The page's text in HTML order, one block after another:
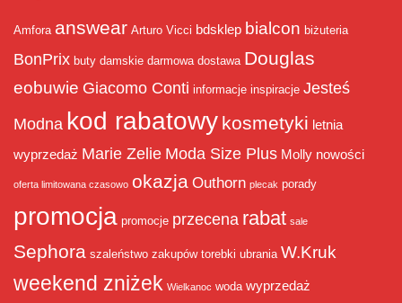
Amfora answear Arturo Vicci bdsklep bialcon biżuteria
BonPrix buty damskie darmowa dostawa Douglas
eobuwie Giacomo Conti informacje inspiracje Jesteś
Modna kod rabatowy kosmetyki letnia
wyprzedaż Marie Zelie Moda Size Plus Molly nowości
oferta limitowana czasowo okazja Outhorn plecak porady
promocja promocje przecena rabat sale
Sephora szaleństwo zakupów torebki ubrania W.Kruk
weekend zniżek Wielkanoc woda wyprzedaż